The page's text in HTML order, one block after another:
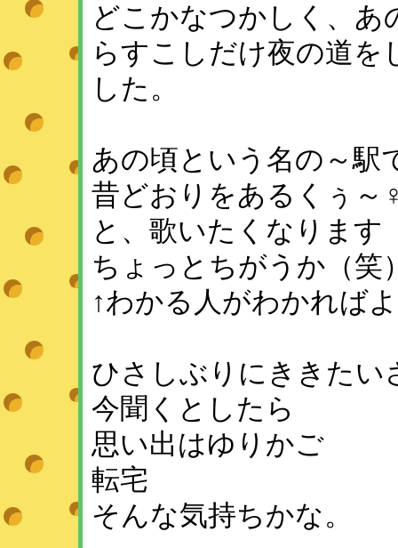
どこかなつかしく、あ
らすこしだけ夜の道
した。
あの頃という名の～駅
昔どおりをあるくぅ
と、歌いたくなります
ちょっとちがうか（笑
↑わかる人がわかれば
ひさしぶりにききたい
今聞くとしたら
思い出はゆりかご
転宅
そんな気持ちかな。